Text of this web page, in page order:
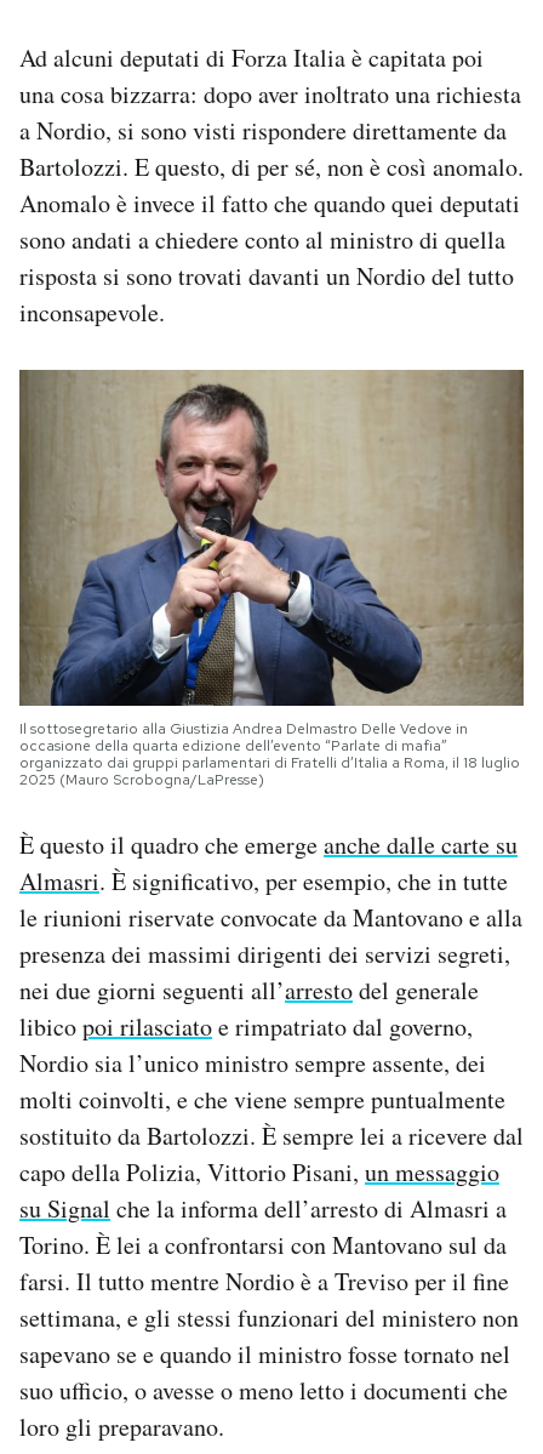
Ad alcuni deputati di Forza Italia è capitata poi
una cosa bizzarra: dopo aver inoltrato una richiesta
a Nordio, si sono visti rispondere direttamente da
Bartolozzi. E questo, di per sé, non è così anomalo.
Anomalo è invece il fatto che quando quei deputati
sono andati a chiedere conto al ministro di quella
risposta si sono trovati davanti un Nordio del tutto
inconsapevole.
Il sottosegretario alla Giustizia Andrea Delmastro Delle Vedove in
occasione della quarta edizione dell’evento “Parlate di mafia”
organizzato dai gruppi parlamentari di Fratelli d’Italia a Roma, il 18 luglio
2025 (Mauro Scrobogna/LaPresse)
È questo il quadro che emergeanche dalle carte su
Almasri. È significativo, per esempio, che in tutte
le riunioni riservate convocate da Mantovano e alla
presenza dei massimi dirigenti dei servizi segreti,
nei due giorni seguenti all’arrestodel generale
libicopoi rilasciatoe rimpatriato dal governo,
Nordio sia l’unico ministro sempre assente, dei
molti coinvolti, e che viene sempre puntualmente
sostituito da Bartolozzi. È sempre lei a ricevere dal
capo della Polizia, Vittorio Pisani, un messaggio
su Signal che la informa dell’arresto di Almasri a
Torino. È lei a confrontarsi con Mantovano sul da
farsi. Il tutto mentre Nordio è a Treviso per il fine
settimana, e gli stessi funzionari del ministero non
sapevano se e quando il ministro fosse tornato nel
suo ufficio, o avesse o meno letto i documenti che
loro gli preparavano.